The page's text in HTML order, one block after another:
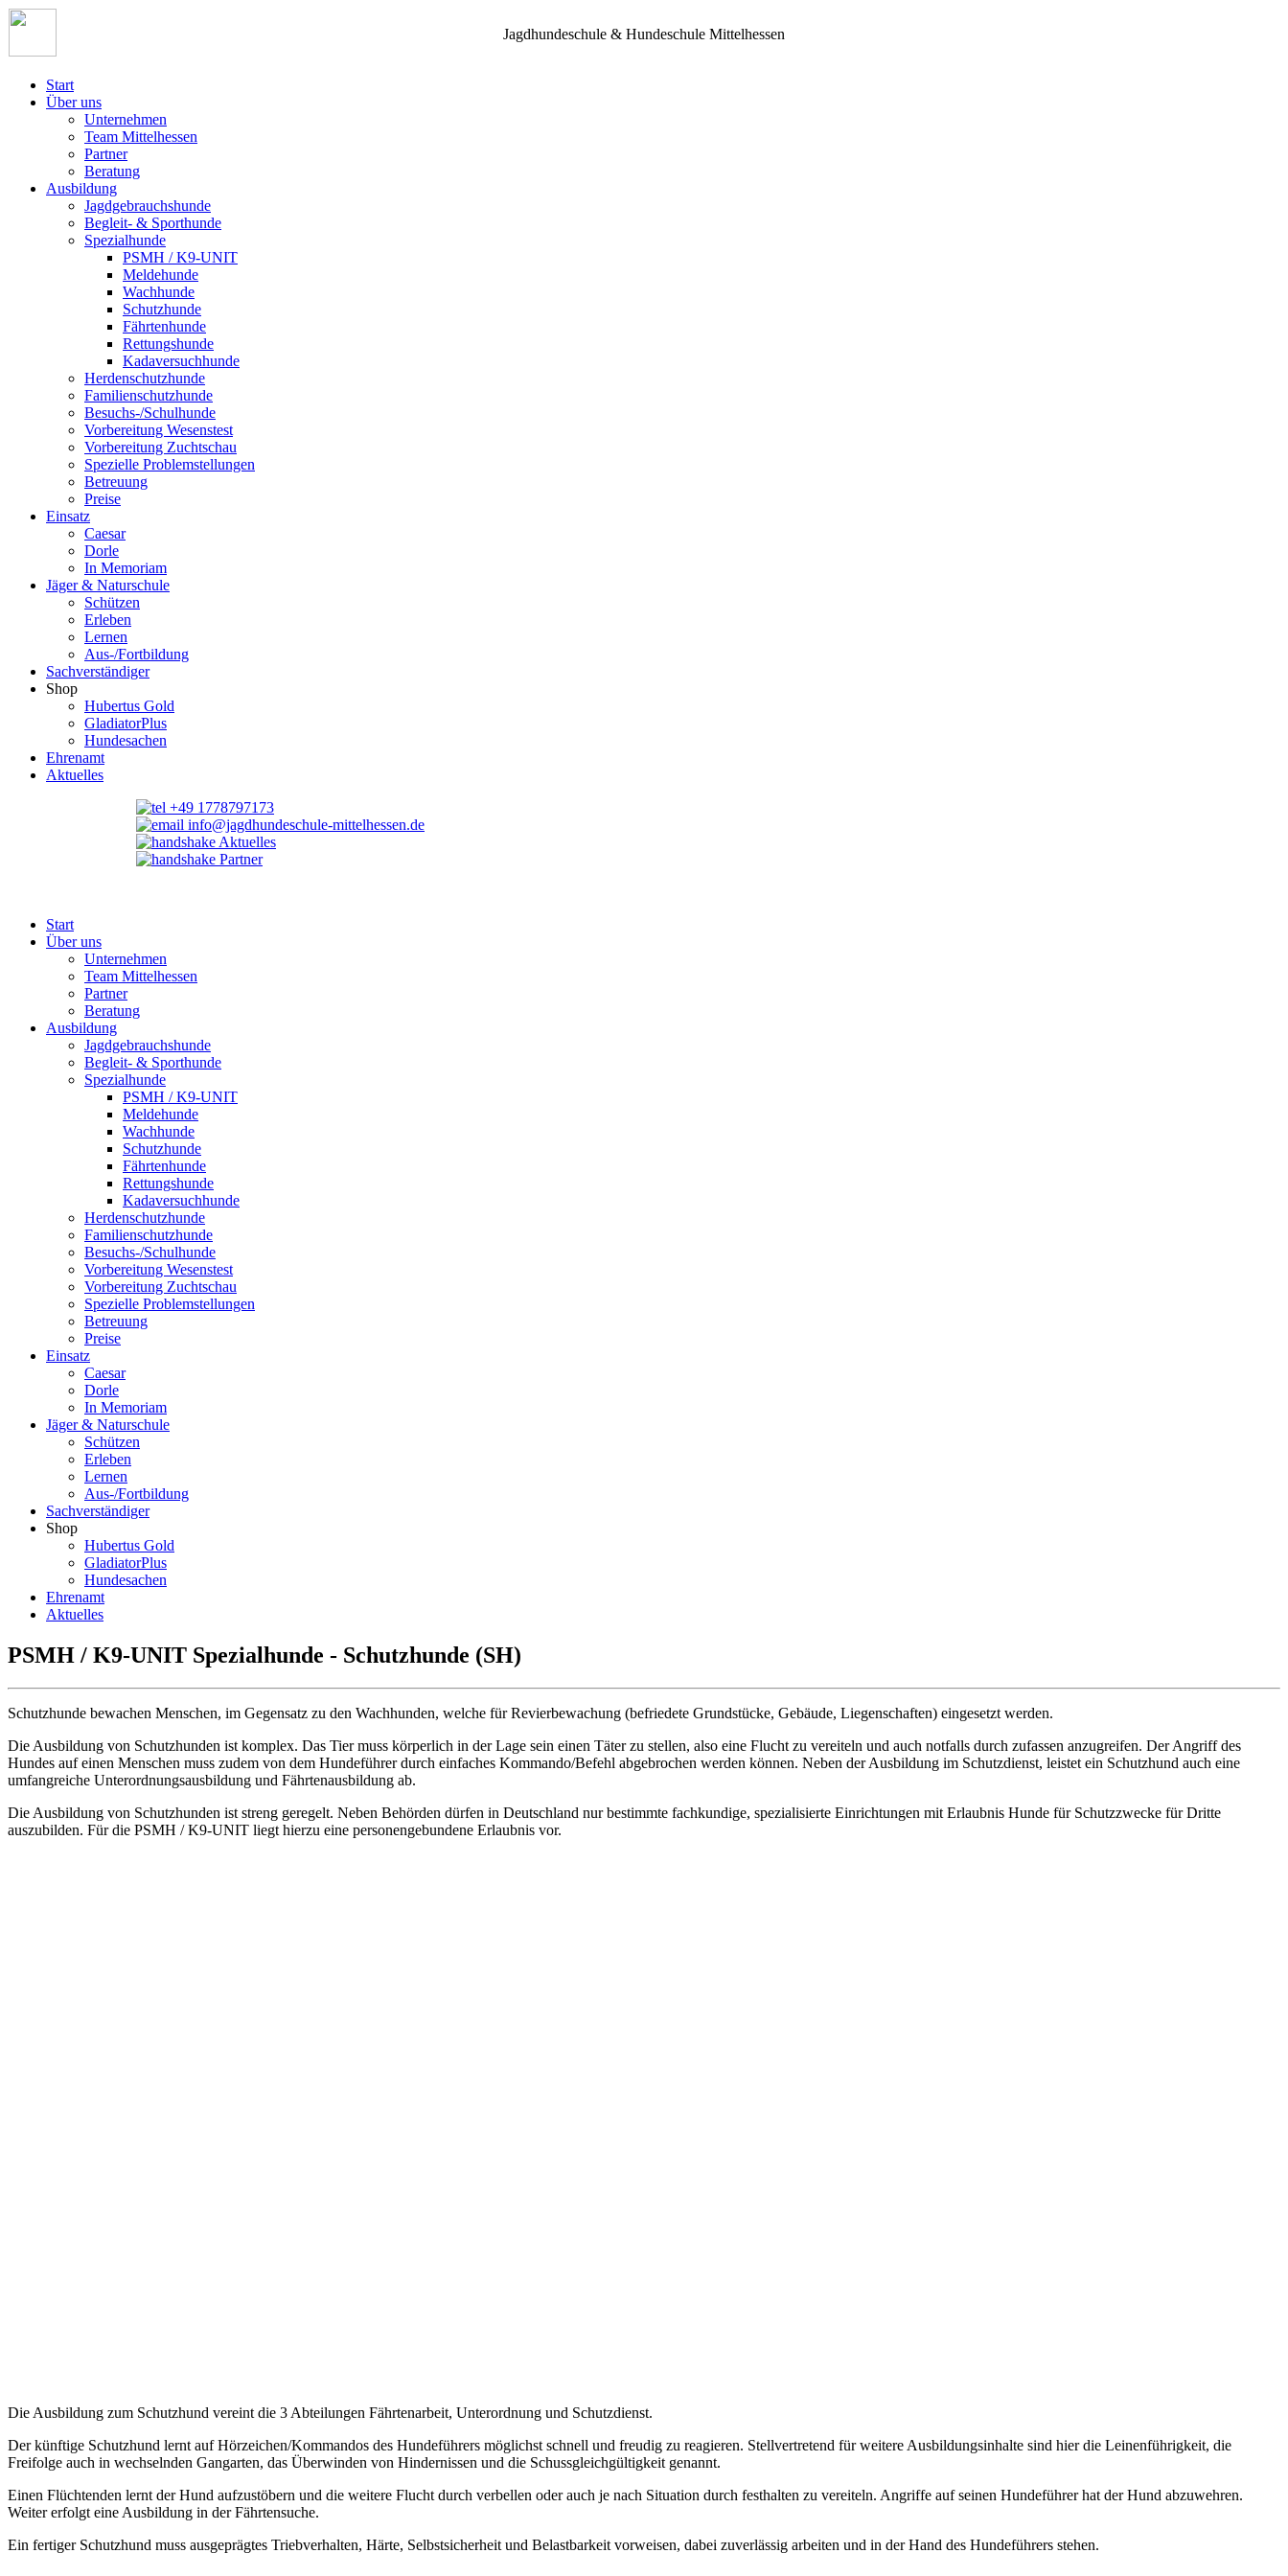
Jagdhundeschule & Hundeschule Mittelhessen
Start
Über uns
Unternehmen
Team Mittelhessen
Partner
Beratung
Ausbildung
Jagdgebrauchshunde
Begleit- & Sporthunde
Spezialhunde
PSMH / K9-UNIT
Meldehunde
Wachhunde
Schutzhunde
Fährtenhunde
Rettungshunde
Kadaversuchhunde
Herdenschutzhunde
Familienschutzhunde
Besuchs-/Schulhunde
Vorbereitung Wesenstest
Vorbereitung Zuchtschau
Spezielle Problemstellungen
Betreuung
Preise
Einsatz
Caesar
Dorle
In Memoriam
Jäger & Naturschule
Schützen
Erleben
Lernen
Aus-/Fortbildung
Sachverständiger
Shop
Hubertus Gold
GladiatorPlus
Hundesachen
Ehrenamt
Aktuelles
+49 1778797173
info@jagdhundeschule-mittelhessen.de
Aktuelles
Partner
Start
Über uns
Unternehmen
Team Mittelhessen
Partner
Beratung
Ausbildung
Jagdgebrauchshunde
Begleit- & Sporthunde
Spezialhunde
PSMH / K9-UNIT
Meldehunde
Wachhunde
Schutzhunde
Fährtenhunde
Rettungshunde
Kadaversuchhunde
Herdenschutzhunde
Familienschutzhunde
Besuchs-/Schulhunde
Vorbereitung Wesenstest
Vorbereitung Zuchtschau
Spezielle Problemstellungen
Betreuung
Preise
Einsatz
Caesar
Dorle
In Memoriam
Jäger & Naturschule
Schützen
Erleben
Lernen
Aus-/Fortbildung
Sachverständiger
Shop
Hubertus Gold
GladiatorPlus
Hundesachen
Ehrenamt
Aktuelles
PSMH / K9-UNIT Spezialhunde - Schutzhunde (SH)
Schutzhunde bewachen Menschen, im Gegensatz zu den Wachhunden, welche für Revierbewachung (befriedete Grundstücke, Gebäude, Liegenschaften) eingesetzt werden.
Die Ausbildung von Schutzhunden ist komplex. Das Tier muss körperlich in der Lage sein einen Täter zu stellen, also eine Flucht zu vereiteln und auch notfalls durch zufassen anzugreifen. Der Angriff des
Hundes auf einen Menschen muss zudem von dem Hundeführer durch einfaches Kommando/Befehl abgebrochen werden können. Neben der Ausbildung im Schutzdienst, leistet ein Schutzhund auch eine
umfangreiche Unterordnungsausbildung und Fährtenausbildung ab.
Die Ausbildung von Schutzhunden ist streng geregelt. Neben Behörden dürfen in Deutschland nur bestimmte fachkundige, spezialisierte Einrichtungen mit Erlaubnis Hunde für Schutzzwecke für Dritte
auszubilden. Für die PSMH / K9-UNIT liegt hierzu eine personengebundene Erlaubnis vor.
Die Ausbildung zum Schutzhund vereint die 3 Abteilungen Fährtenarbeit, Unterordnung und Schutzdienst.
Der künftige Schutzhund lernt auf Hörzeichen/Kommandos des Hundeführers möglichst schnell und freudig zu reagieren. Stellvertretend für weitere Ausbildungsinhalte sind hier die Leinenführigkeit, die
Freifolge auch in wechselnden Gangarten, das Überwinden von Hindernissen und die Schussgleichgültigkeit genannt.
Einen Flüchtenden lernt der Hund aufzustöbern und die weitere Flucht durch verbellen oder auch je nach Situation durch festhalten zu vereiteln. Angriffe auf seinen Hundeführer hat der Hund abzuwehren.
Weiter erfolgt eine Ausbildung in der Fährtensuche.
Ein fertiger Schutzhund muss ausgeprägtes Triebverhalten, Härte, Selbstsicherheit und Belastbarkeit vorweisen, dabei zuverlässig arbeiten und in der Hand des Hundeführers stehen.